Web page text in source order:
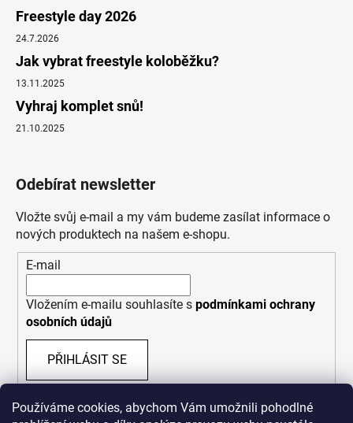
Používáme cookies, abychom Vám umožnili pohodlné
Freestyle day 2026
24.7.2026
Jak vybrat freestyle koloběžku?
13.11.2025
Vyhraj komplet snů!
21.10.2025
Odebírat newsletter
Vložte svůj e-mail a my vám budeme zasílat informace o
nových produktech na našem e-shopu.
E-mail
Vložením e-mailu souhlasíte s podmínkami ochrany
osobních údajů
PŘIHLÁSIT SE